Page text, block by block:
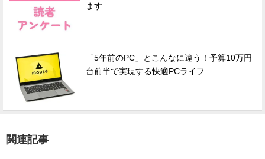
ます
「5年前のPC」とこんなに違う！予算10万円
台前半で実現する快適PCライフ
関連記事